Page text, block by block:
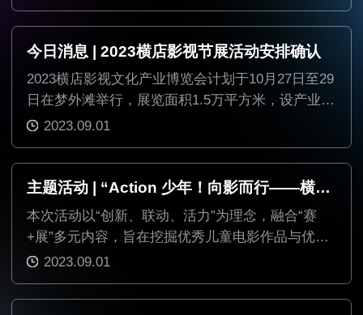
今日消息 | 2023横店影视节展活动安排确认
2023横店影视文化产业博览会计划于10月27日至29
日在梦外滩举行，展览面积1.5万平方米，设产业发
展、影视企业、高科技设备等七大展区。
2023.09.01
主题活动 | “Action 少年！向影而行——横店青少年儿童影视发展计划”正式启动
本次活动以“创新、联动、活力”为理念，融合“赛
+展”多元内容，旨在挖掘优秀儿童电影作品与优秀
儿童演员，打造新生影视力量专属的展示自我与交
2023.09.01